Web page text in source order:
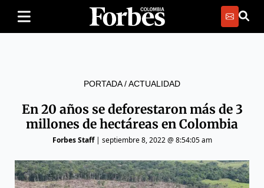
PORTADA/ACTUALIDAD
En 20 años se deforestaron más de 3
millones de hectáreas en Colombia
Forbes Staff| septiembre 8, 2022 @ 8:54:05 am